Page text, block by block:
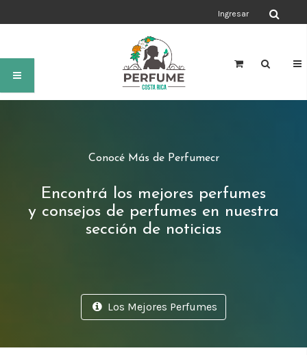
Ingresar
Conocé Más de Perfumecr
Encontrá los mejores perfumes
y consejos de perfumes en nuestra
sección de noticias
Los Mejores Perfumes